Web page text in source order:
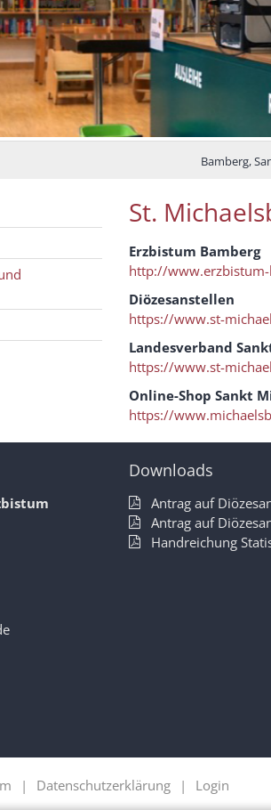
Bamberg,
St.
Erzbistum Bamberg
http://
Diözesanstellen
https://www.st-
Landesverband
https://www.st-
Online-Shop Sankt
https://
Downloads
Antrag auf
Antrag auf
Handreichung
Datenschutzerklärung Login